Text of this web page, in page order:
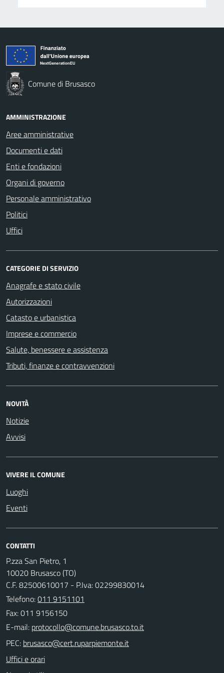
Comune di Brusasco
AMMINISTRAZIONE
Aree amministrative
Documenti e dati
Enti e fondazioni
Organi di governo
Personale amministrativo
Politici
Uffici
CATEGORIE DI SERVIZIO
Anagrafe e stato civile
Autorizzazioni
Catasto e urbanistica
Imprese e commercio
Salute, benessere e assistenza
Tributi, finanze e contravvenzioni
NOVITÀ
Notizie
Avvisi
VIVERE IL COMUNE
Luoghi
Eventi
CONTATTI
P.zza San Pietro, 1
10020 Brusasco (TO)
C.F. 82500610017 - P.Iva: 02299830014
Telefono:011 9151101
Fax: 011 9156150
E-mail:
PEC:
Uffici e orari